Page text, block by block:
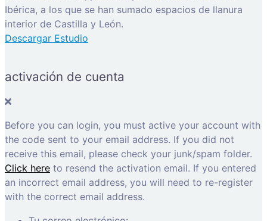
Ibérica, a los que se han sumado espacios de llanura
interior de Castilla y León.
Descargar Estudio
activación de cuenta
Before you can login, you must active your account with
the code sent to your email address. If you did not
receive this email, please check your junk/spam folder.
Click here to resend the activation email. If you entered
an incorrect email address, you will need to re-register
with the correct email address.